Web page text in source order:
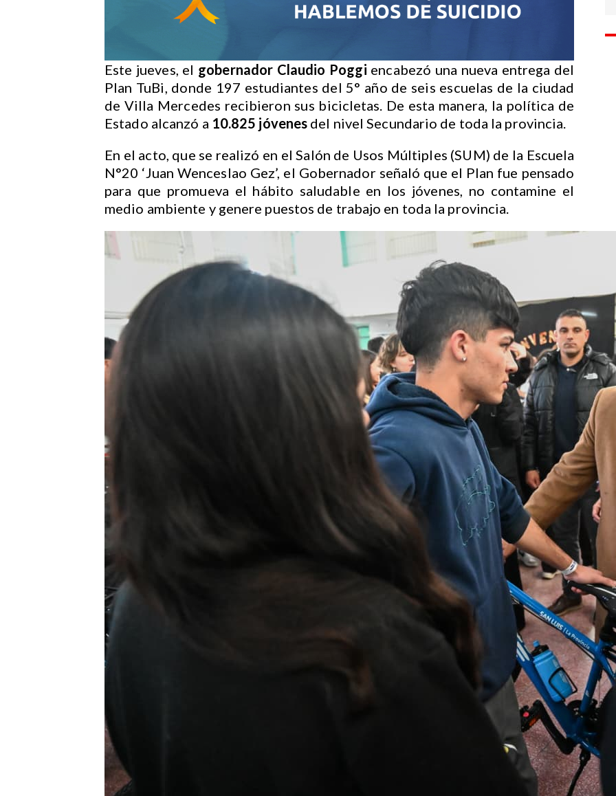
Este jueves, el gobernador Claudio Poggi encabezó una nueva entrega del
Plan TuBi, donde 197 estudiantes del 5° año de seis escuelas de la ciudad
de Villa Mercedes recibieron sus bicicletas. De esta manera, la política de
Estado alcanzó a 10.825 jóvenes del nivel Secundario de toda la provincia.
En el acto, que se realizó en el Salón de Usos Múltiples (SUM) de la Escuela
N°20 ‘Juan Wenceslao Gez’, el Gobernador señaló que el Plan fue pensado
para que promueva el hábito saludable en los jóvenes, no contamine el
medio ambiente y genere puestos de trabajo en toda la provincia.